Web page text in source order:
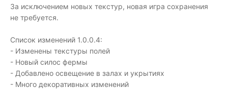
За исключением новых текстур, новая игра сохранения
не требуется.
Список изменений 1.0.0.4:
- Изменены текстуры полей
- Новый силос фермы
- Добавлено освещение в залах и укрытиях
- Много декоративных изменений